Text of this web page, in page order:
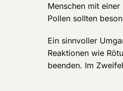
Menschen mit
Pollen sollten
Ein sinnvoller
Reaktionen wie
beenden. Im